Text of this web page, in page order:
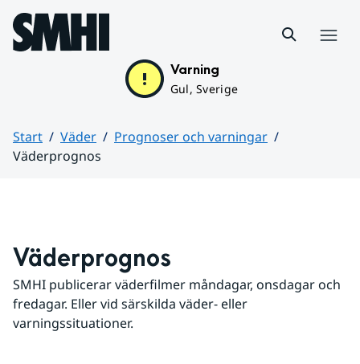
Hoppa till sidans innehåll
Varning
Gul, Sverige
Start Väder
Prognoser och varningar
Väderprognos
Väderprognos
SMHI publicerar väderfilmer måndagar, onsdagar och
fredagar. Eller vid särskilda väder- eller
varningssituationer.